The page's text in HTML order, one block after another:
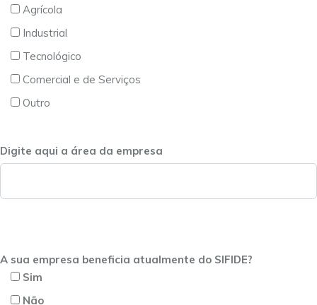
Agrícola
Industrial
Tecnológico
Comercial e de Serviços
Outro
Digite aqui a área da empresa
A sua empresa beneficia atualmente do SIFIDE?
Sim
Não